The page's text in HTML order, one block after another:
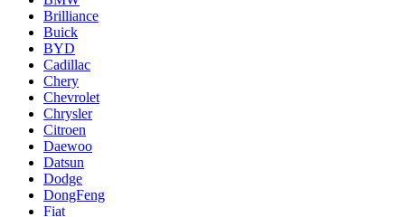
Brilliance
Buick
BYD
Cadillac
Chery
Chevrolet
Chrysler
Citroen
Daewoo
Datsun
Dodge
DongFeng
Fiat